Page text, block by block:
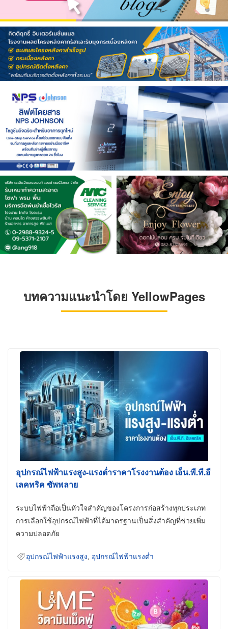
บทความแนะนำโดย YellowPages
อุปกรณ์ไฟฟ้าแรงสูง-แรงต่ำราคาโรงงานต้อง เอ็น.พี.ที.อี
เลคทริค ซัพพลาย
ระบบไฟฟ้าถือเป็นหัวใจสำคัญของโครงการก่อสร้างทุกประเภท
การเลือกใช้อุปกรณ์ไฟฟ้าที่ได้มาตรฐานเป็นสิ่งสำคัญที่ช่วยเพิ่ม
ความปลอดภัย
อุปกรณ์ไฟฟ้าแรงสูง อุปกรณ์ไฟฟ้าแรงต่ำ